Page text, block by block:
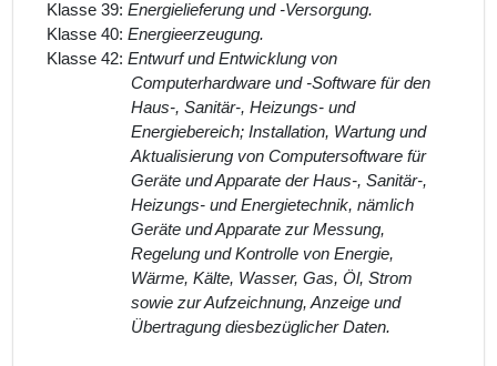
Klasse 39: Energielieferung und -Versorgung.
Klasse 40: Energieerzeugung.
Klasse 42: Entwurf und Entwicklung von
Computerhardware und -Software für den
Haus-, Sanitär-, Heizungs- und
Energiebereich; Installation, Wartung und
Aktualisierung von Computersoftware für
Geräte und Apparate der Haus-, Sanitär-,
Heizungs- und Energietechnik, nämlich
Geräte und Apparate zur Messung,
Regelung und Kontrolle von Energie,
Wärme, Kälte, Wasser, Gas, Öl, Strom
sowie zur Aufzeichnung, Anzeige und
Übertragung diesbezüglicher Daten.